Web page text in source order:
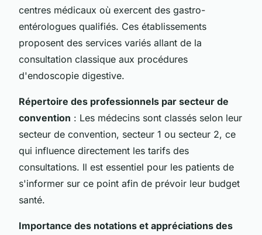
centres médicaux où exercent des gastro-
entérologues qualifiés. Ces établissements
proposent des services variés allant de la
consultation classique aux procédures
d'endoscopie digestive.
Répertoire des professionnels par secteur de
convention : Les médecins sont classés selon leur
secteur de convention, secteur 1 ou secteur 2, ce
qui influence directement les tarifs des
consultations. Il est essentiel pour les patients de
s'informer sur ce point afin de prévoir leur budget
santé.
Importance des notations et appréciations des